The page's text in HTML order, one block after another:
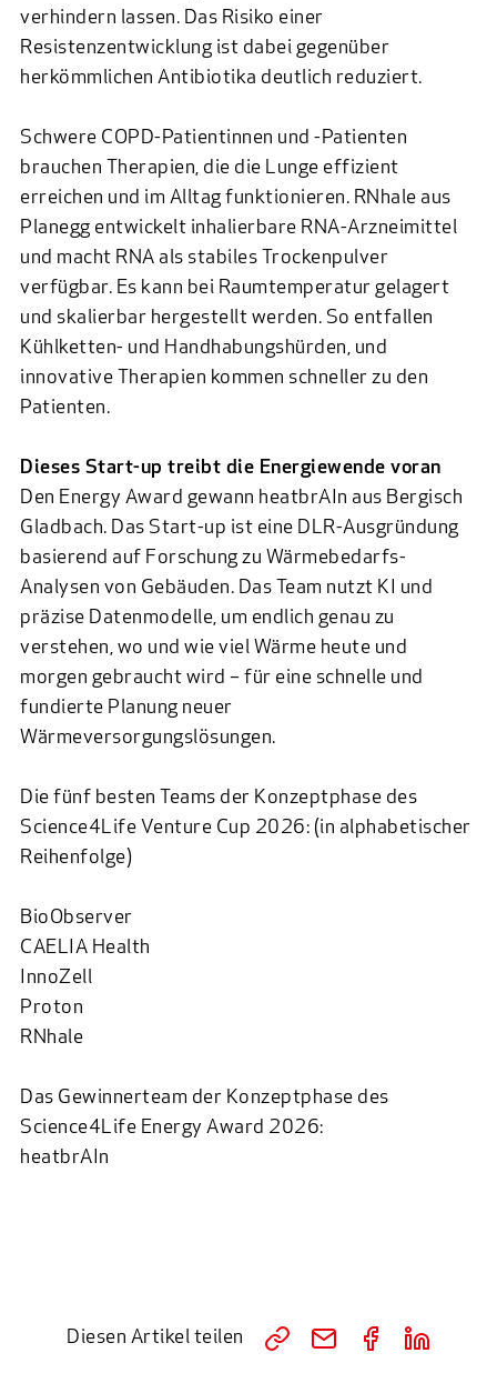
verhindern lassen. Das Risiko einer
Resistenzentwicklung ist dabei gegenüber
herkömmlichen Antibiotika deutlich reduziert.
Schwere COPD-Patientinnen und -Patienten
brauchen Therapien, die die Lunge effizient
erreichen und im Alltag funktionieren. RNhale aus
Planegg entwickelt inhalierbare RNA-Arzneimittel
und macht RNA als stabiles Trockenpulver
verfügbar. Es kann bei Raumtemperatur gelagert
und skalierbar hergestellt werden. So entfallen
Kühlketten- und Handhabungshürden, und
innovative Therapien kommen schneller zu den
Patienten.
Dieses Start-up treibt die Energiewende voran
Den Energy Award gewann heatbrAIn aus Bergisch
Gladbach. Das Start-up ist eine DLR-Ausgründung
basierend auf Forschung zu Wärmebedarfs-
Analysen von Gebäuden. Das Team nutzt KI und
präzise Datenmodelle, um endlich genau zu
verstehen, wo und wie viel Wärme heute und
morgen gebraucht wird – für eine schnelle und
fundierte Planung neuer
Wärmeversorgungslösungen.
Die fünf besten Teams der Konzeptphase des
Science4Life Venture Cup 2026: (in alphabetischer
Reihenfolge)
BioObserver
CAELIA Health
InnoZell
Proton
RNhale
Das Gewinnerteam der Konzeptphase des
Science4Life Energy Award 2026:
heatbrAIn
Diesen Artikel teilen